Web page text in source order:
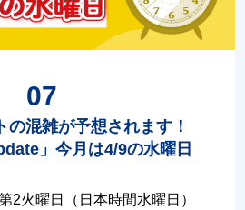
07
の混雑が予想されます！
」今月は4/9の水曜日
2火曜日（日本時間水曜日）